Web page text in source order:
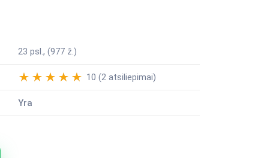
23 psl., (977 ž.)
10 (2 atsiliepimai)
Yra